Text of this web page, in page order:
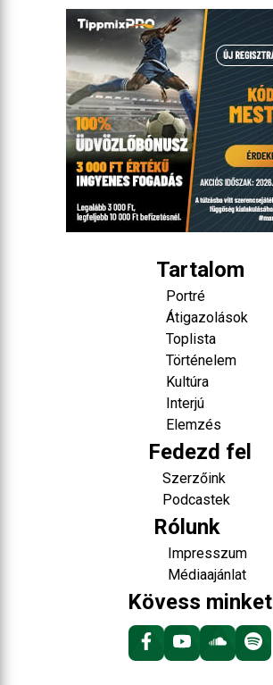
Tartalom
Portré
Átigazolások
Toplista
Történelem
Kultúra
Interjú
Elemzés
Fedezd fel
Szerzőink
Podcastek
Rólunk
Impresszum
Médiaajánlat
Kövess minket